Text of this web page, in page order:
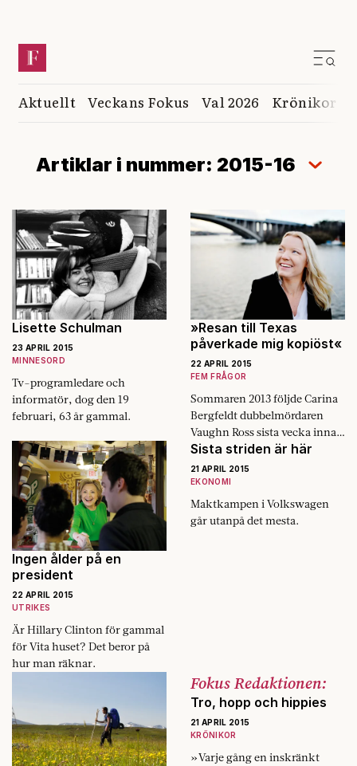
Aktuellt Veckans Fokus Val 2026 Krönikor
Artiklar i nummer: 2015-16
Lisette Schulman
23 APRIL 2015
MINNESORD
Tv-programledare och
informatör, dog den 19
februari, 63 år gammal.
»Resan till Texas
påverkade mig kopiöst«
22 APRIL 2015
FEM FRÅGOR
Sommaren 2013 följde Carina
Bergfeldt dubbelmördaren
Vaughn Ross sista vecka innan
han avrättades med en spruta
gift.
Ingen ålder på en
president
22 APRIL 2015
UTRIKES
Är Hillary Clinton för gammal
för Vita huset? Det beror på
hur man räknar.
Sista striden är här
21 APRIL 2015
EKONOMI
Maktkampen i Volkswagen
går utanpå det mesta.
Fokus Redaktionen:
Tro, hopp och hippies
21 APRIL 2015
KRÖNIKOR
»Varje gång en inskränkt